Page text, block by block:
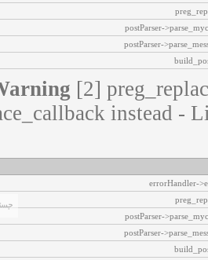
postParser-
postParser-
[2]
instead -
errorHandler-
postParser-
postParser-